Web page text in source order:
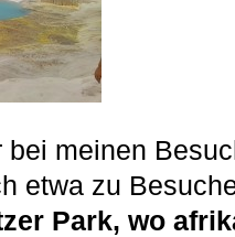
meinen
etwa zu
Park, wo